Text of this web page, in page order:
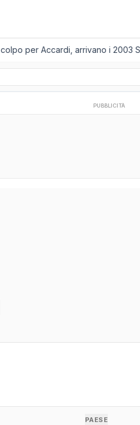
per Accardi, arrivano i 2003
PUBBLICITÀ
PAESE